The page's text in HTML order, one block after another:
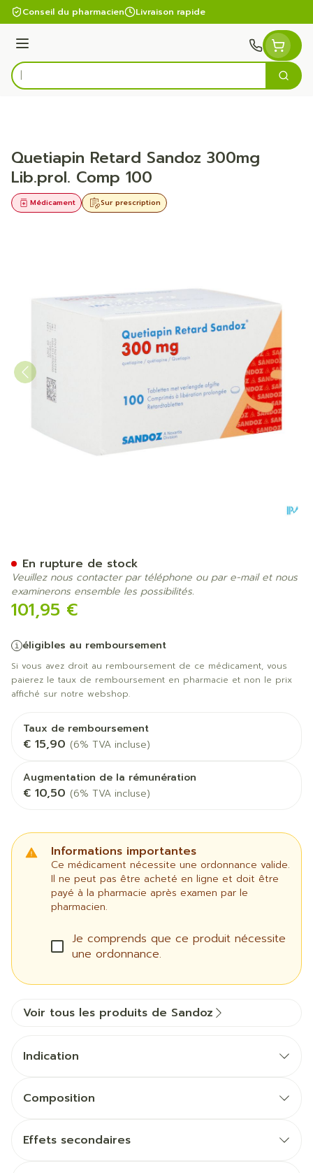
Aller au contenu
Conseil du pharmacien Livraison rapide
Menu
Rechercher
Quetiapin Retard Sandoz 300mg
Lib.prol. Comp 100
Sur prescription
Médicament
101,95 €
éligibles au remboursement
Si vous avez droit au remboursement de ce médicament, vous
paierez le taux de remboursement en pharmacie et non le prix
affiché sur notre webshop.
Taux de remboursement
€ 15,90 (6% TVA incluse)
Augmentation de la rémunération
€ 10,50 (6% TVA incluse)
Informations importantes
Ce médicament nécessite une ordonnance valide.
Il ne peut pas être acheté en ligne et doit être
payé à la pharmacie après examen par le
pharmacien.
Je comprends que ce produit nécessite
une ordonnance.
En rupture de stock
Veuillez nous contacter par téléphone ou par e-mail et nous
examinerons ensemble les possibilités.
Voir tous les produits de Sandoz
Indication
Composition
Effets secondaires